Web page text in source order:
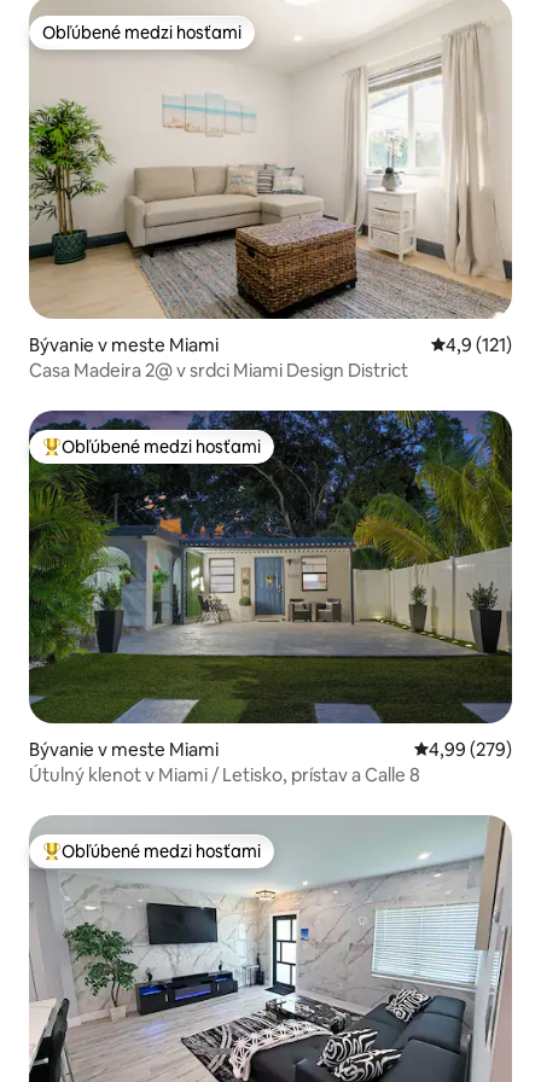
Obľúbené medzi hosťami
Obľúbené medzi hosťami
Bývanie v meste Miami Priemerné
4,9 (121)
Casa Madeira 2@ v srdci Miami Design District
Najobľúbenejšie medzi hosťami
Obľúbené medzi hosťami
Bývanie v meste Miami Priemerné
4,99 (279)
Útulný klenot v Miami / Letisko, prístav a Calle 8
Najobľúbenejšie medzi hosťami
Obľúbené medzi hosťami